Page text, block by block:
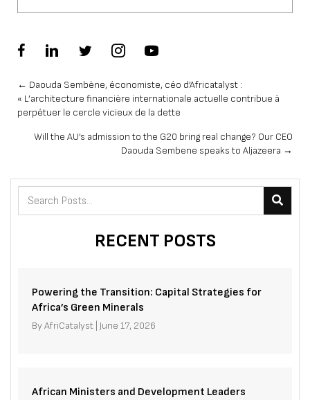
Posts
navigation
← Daouda Sembène, économiste, céo d’Africatalyst :
« L’architecture financière internationale actuelle contribue à
perpétuer le cercle vicieux de la dette
Will the AU’s admission to the G20 bring real change? Our CEO
Daouda Sembene speaks to Aljazeera →
RECENT POSTS
Powering the Transition: Capital Strategies for
Africa’s Green Minerals
ByAfriCatalyst June 17, 2026
African Ministers and Development Leaders